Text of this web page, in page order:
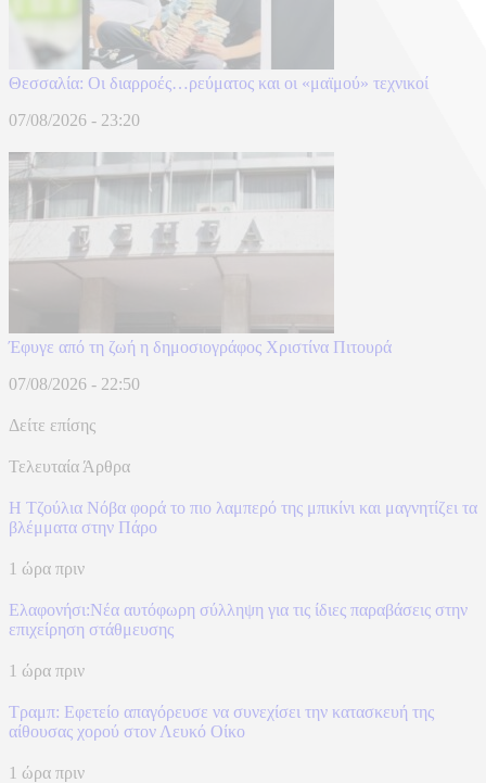
Θεσσαλία: Οι διαρροές…ρεύματος και οι «μαϊμού» τεχνικοί
07/08/2026 - 23:20
Έφυγε από τη ζωή η δημοσιογράφος Χριστίνα Πιτουρά
07/08/2026 - 22:50
Δείτε επίσης
Τελευταία Άρθρα
Η Τζούλια Νόβα φορά το πιο λαμπερό της μπικίνι και μαγνητίζει τα
βλέμματα στην Πάρο
1 ώρα πριν
Ελαφονήσι:Νέα αυτόφωρη σύλληψη για τις ίδιες παραβάσεις στην
επιχείρηση στάθμευσης
1 ώρα πριν
Τραμπ: Εφετείο απαγόρευσε να συνεχίσει την κατασκευή της
αίθουσας χορού στον Λευκό Οίκο
1 ώρα πριν